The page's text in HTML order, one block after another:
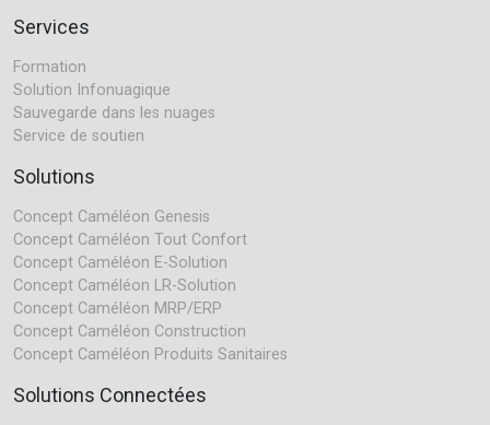
Services
Formation
Solution Infonuagique
Sauvegarde dans les nuages
Service de soutien
Solutions
Concept Caméléon Genesis
Concept Caméléon Tout Confort
Concept Caméléon E-Solution
Concept Caméléon LR-Solution
Concept Caméléon MRP/ERP
Concept Caméléon Construction
Concept Caméléon Produits Sanitaires
Solutions Connectées